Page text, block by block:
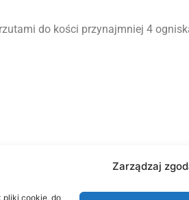
Zarządzaj
pliki cookie, do
do kości przynajmniej 4